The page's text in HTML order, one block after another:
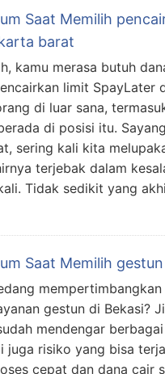
Saat Memilih
barat
kamu merasa butuh
limit SpayLater
di luar sana,
di posisi itu.
sering kali kita
terjebak dalam
Tidak sedikit yang
Saat Memilih
gestun di Bekasi?
mendengar
juga risiko yang bisa
cepat dan dana cair